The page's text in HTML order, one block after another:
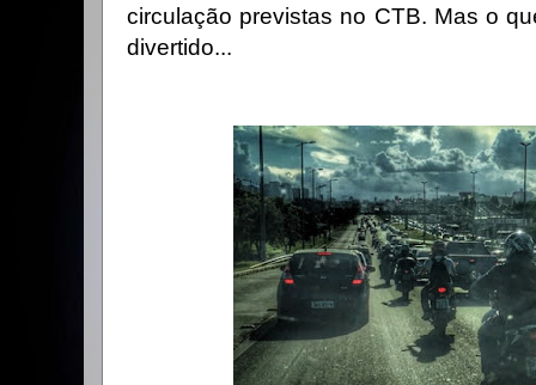
circulação previstas no CTB. Mas o
divertido...